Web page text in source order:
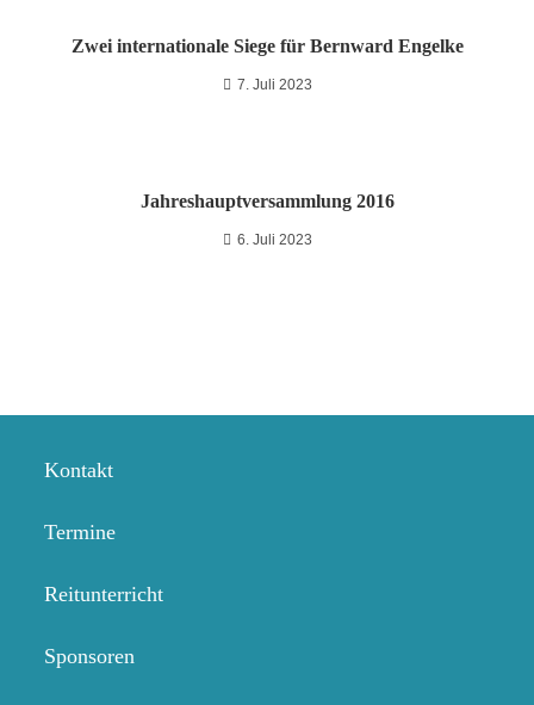
Zwei internationale Siege für Bernward Engelke
7. Juli 2023
Jahreshauptversammlung 2016
6. Juli 2023
Kontakt
Termine
Reitunterricht
Sponsoren